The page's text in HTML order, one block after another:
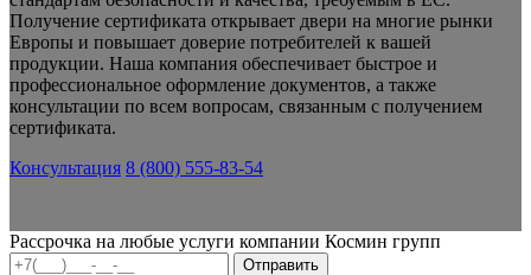
Получение сертификата открывает двери на многие рынки
Европы и повышает доверие потребителей к вашей
продукции. Наша компания обеспечивает быстрое и
профессиональное оформление документов, а также
консультации по всем вопросам, связанным с получением
сертификата.
Консультация 8 (800) 555-83-54
Рассрочка на любые услуги компании Космин групп